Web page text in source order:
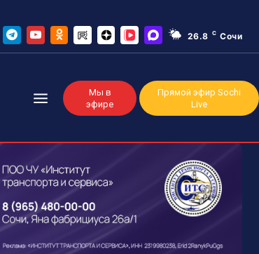
26.8 C Сочи
Мы в
эфире
Прямой эфир Sochi
Live